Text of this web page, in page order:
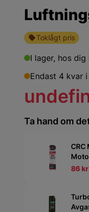
Toklågt pris
I lager, hos dig
Endast 4 kvar
Ta hand om
CRC
86 kr